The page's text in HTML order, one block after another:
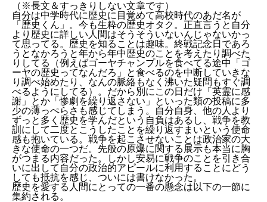
（※長文＆すっきりしない文章です）
自分は中学時代に歴史に目覚めて高校時代のあだ名が
「歴史くん」。今も生粋の歴史オタク。正直言うと自分
より歴史に詳しい人間はそうそういないんじゃないかっ
て思ってる。歴史を知ることは趣味。終戦記念日であろ
うとなかろうと年から年中歴史のことを考えたり調べた
りしてる（例えばゴーヤチャンプルを食べてる途中「ゴ
ーヤの歴史ってなんだろ」と食べるのを中断していきな
り調べ始めたり、なんの脈絡もなく沸いた疑問もすぐ調
べるようにしてる）。だから別にこの日だけ「英霊に感
謝」とか「惨劇を繰り返さない」といった類の投稿に多
少の薄っぺらさも感じてしまう。自分自身、他の人より
ずっと多く歴史を学んだという自負はあるし、戦争を教
訓にして二度とこうしたことを繰り返すまいという使命
感も抱いている。戦争を起こさせないことは政治家の大
きな使命の一つだ。先般の原爆に関する展示も本当に胸
がつまる内容だった。しかし安易に戦争のことを引き合
いに出して自分の政治的アピールに利用することにどう
しても抵抗を感じ、ついには書けなかった。
歴史を愛する人間にとっての一番の懸念は以下の一節に
集約される。